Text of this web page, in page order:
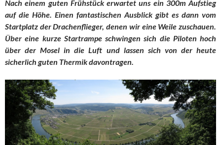
Nach einem guten Frühstück erwartet uns ein 300m Aufstieg
auf die Höhe. Einen fantastischen Ausblick gibt es dann vom
Startplatz der Drachenflieger, denen wir eine Weile zuschauen.
Über eine kurze Startrampe schwingen sich die Piloten hoch
über der Mosel in die Luft und lassen sich von der heute
sicherlich guten Thermik davontragen.